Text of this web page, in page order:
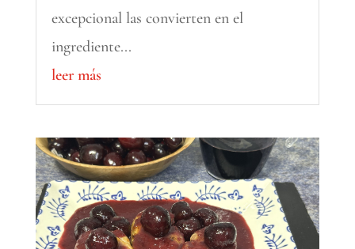
excepcional las convierten en el
ingrediente...
leer más